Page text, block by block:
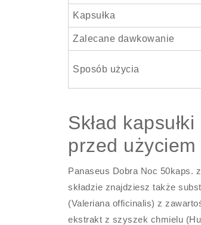
Kapsułka
Zalecane dawkowanie
Sposób użycia
Skład
przed użyciem
Panaseus Dobra Noc 50kaps.
składzie znajdziesz także
(Valeriana officinalis) z
ekstrakt z szyszek chmielu